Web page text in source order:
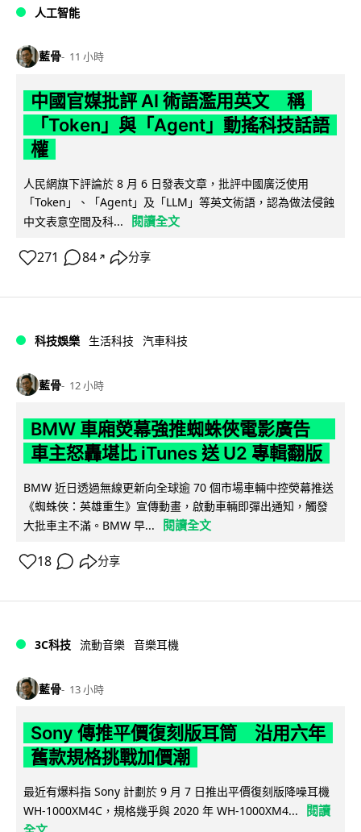
人工智能
藍骨 11 小時
中國官媒批評 AI 術語濫用英文 稱
「Token」與「Agent」動搖科技話語
權
人民網旗下評論於 8 月 6 日發表文章，批評中國廣泛使用
「Token」、「Agent」及「LLM」等英文術語，認為做法侵蝕
中文表意空間及科...
閱讀全文
271 84 ↗ 分享
科技娛樂 生活科技 汽車科技
藍骨 12 小時
BMW 車廂熒幕強推蜘蛛俠電影廣告
車主怒轟堪比 iTunes 送 U2 專輯翻版
BMW 近日透過無線更新向全球逾 70 個市場車輛中控熒幕推送
《蜘蛛俠：英雄重生》宣傳動畫，啟動車輛即彈出通知，觸發
大批車主不滿。BMW 早...
閱讀全文
18 分享
3C科技 流動音樂 音樂耳機
藍骨 13 小時
Sony 傳推平價復刻版耳筒 沿用六年
舊款規格挑戰加價潮
最近有爆料指 Sony 計劃於 9 月 7 日推出平價復刻版降噪耳機
WH-1000XM4C，規格幾乎與 2020 年 WH-1000XM4...
閱讀